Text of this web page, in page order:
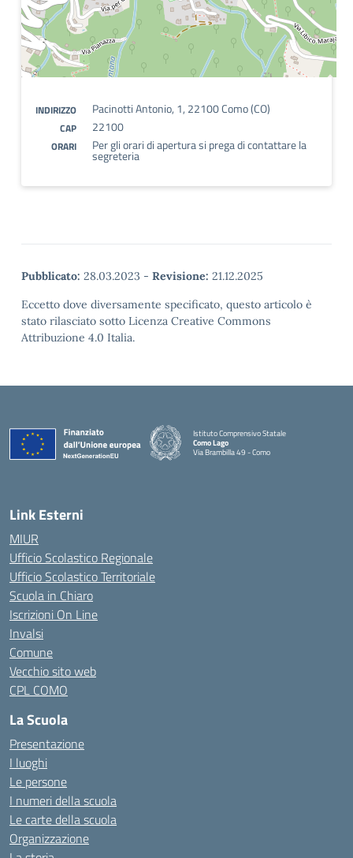
INDIRIZZO Pacinotti Antonio, 1, 22100 Como (CO)
CAP 22100
ORARI Per gli orari di apertura si prega di contattare la
segreteria
Pubblicato: 28.03.2023 - Revisione: 21.12.2025
Eccetto dove diversamente specificato, questo articolo è
stato rilasciato sotto Licenza Creative Commons
Attribuzione 4.0 Italia.
Istituto Comprensivo Statale
Como Lago
Via Brambilla 49 - Como
Link Esterni
MIUR
Ufficio Scolastico Regionale
Ufficio Scolastico Territoriale
Scuola in Chiaro
Iscrizioni On Line
Invalsi
Comune
Vecchio sito web
CPL COMO
La Scuola
Presentazione
I luoghi
Le persone
I numeri della scuola
Le carte della scuola
Organizzazione